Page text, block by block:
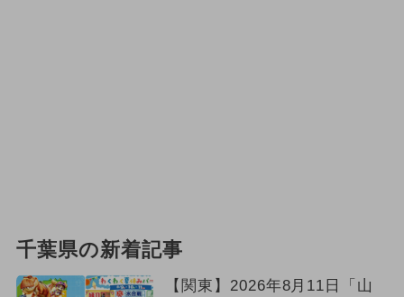
千葉県の新着記事
【関東】2026年8月11日「山